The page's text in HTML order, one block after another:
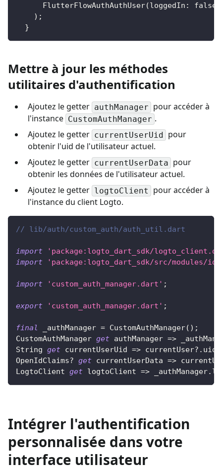
FlutterFlowAuthAuthUser(loggedIn : false
) ;
}
Mettre à jour les méthodes
utilitaires d'authentification
Ajoutez le getter authManager pour accéder à
l'instance CustomAuthManager .
Ajoutez le getter currentUserUid pour
obtenir l'uid de l'utilisateur actuel.
Ajoutez le getter currentUserData pour
obtenir les données de l'utilisateur actuel.
Ajoutez le getter logtoClient
pour accéder à
l'instance du client Logto.
// lib/auth/custom_auth/auth_util.dart
import
'package:logto_dart_sdk/
import
'package:logto_dart_sdk/src/modules/
import 'custom_auth_manager.dart' ;
export 'custom_auth_manager.dart' ;
final _authManager = CustomAuthManager( ) ;
CustomAuthManager get authManager =>
String get currentUserUid => currentUser? . uid
OpenIdClaims? get currentUserData =>
LogtoClient get logtoClient => _authManager.
Intégrer l'authentification
personnalisée dans votre
interface utilisateur